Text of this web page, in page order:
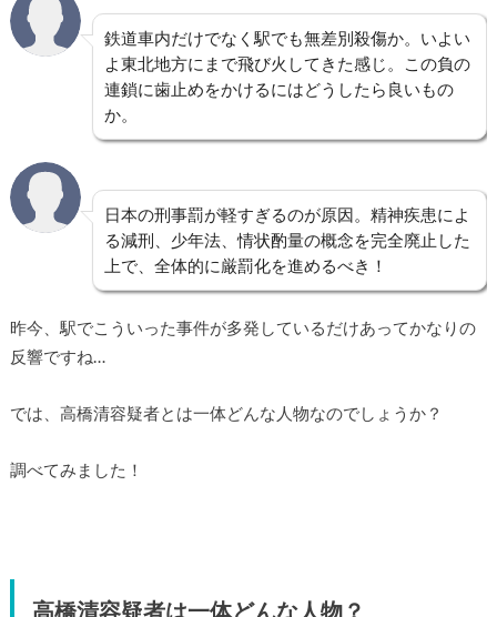
鉄道車内だけでなく駅でも無差別殺傷か。いよい
よ東北地方にまで飛び火してきた感じ。この負の
連鎖に歯止めをかけるにはどうしたら良いもの
か。
日本の刑事罰が軽すぎるのが原因。精神疾患によ
る減刑、少年法、情状酌量の概念を完全廃止した
上で、全体的に厳罰化を進めるべき！
昨今、駅でこういった事件が多発しているだけあってかなりの
反響ですね…
では、高橋清容疑者とは一体どんな人物なのでしょうか？
調べてみました！
高橋清容疑者は一体どんな人物？